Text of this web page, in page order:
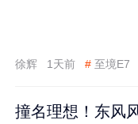
徐辉 1天前 # 至境E7
撞名理想！东风